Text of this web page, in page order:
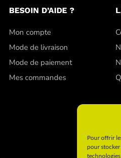
Pour offrir
pour stocker
BESOIN D’AIDE ?
Mon compte
Mode de livraison
Mode de paiement
Mes commandes